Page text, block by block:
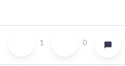
1 0